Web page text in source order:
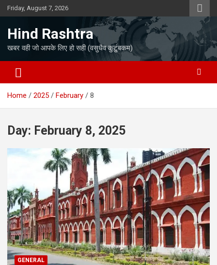
Skip
to
Friday, August 7, 2026
Hind Rashtra
खबर वही जो आपके लिए हो सही (वसुधैव कुटुंबकम)
Home 2025 February 8
Day: February 8, 2025
GENERAL